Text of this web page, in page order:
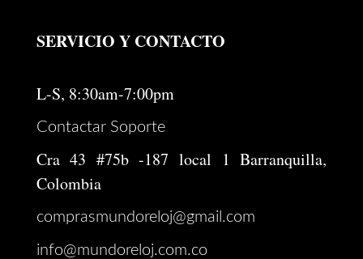
SERVICIO Y CONTACTO
L-S, 8:30am-7:00pm
Contactar Soporte
Cra 43 #75b -187 local 1 Barranquilla,
Colombia
comprasmundoreloj@gmail.com
info@mundoreloj.com.co